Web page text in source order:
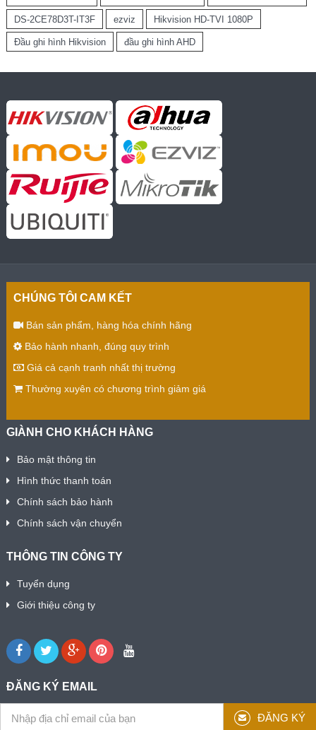
DS-2CE78D3T-IT3F ezviz Hikvision HD-TVI 1080P
Đầu ghi hình Hikvision đầu ghi hình AHD
CHÚNG TÔI CAM KẾT
Bán sản phẩm, hàng hóa chính hãng
Bảo hành nhanh, đúng quy trình
Giá cả cạnh tranh nhất thị trường
Thường xuyên có chương trình giảm giá
GIÀNH CHO KHÁCH HÀNG
Bảo mật thông tin
Hình thức thanh toán
Chính sách bảo hành
Chính sách vận chuyển
THÔNG TIN CÔNG TY
Tuyển dụng
Giới thiệu công ty
ĐĂNG KÝ EMAIL
ĐĂNG KÝ